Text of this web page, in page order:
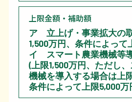
上限金額・補助額
ア 立上げ・事業拡大の
1,500万円、条件によって
イ スマート農業機械等
(上限1,500万円、ただし
機械を導入する場合は上
条件によって上限5,000万